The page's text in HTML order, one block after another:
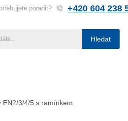
poradit? +420 604 238
Hledat
EN2/3/4/5 s ramínkem